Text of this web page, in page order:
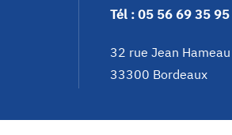
Tél : 05 56 69 35 95
32 rue Jean Hameau
33300 Bordeaux